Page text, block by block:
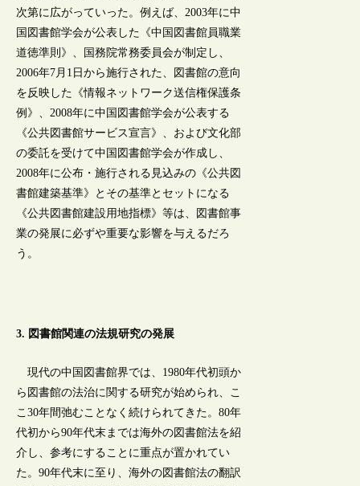
次第に広がっていった。例えば、2003年に中
国図書館学会が公表した《中国図書館員職業
道徳準則》、国務院常務委員会が制定し、
2006年7月1日から施行された、図書館の意向
を反映した《情報ネットワーク送信権保護条
例》、2008年に中国図書館学会が公表する
《公共図書館サービス宣言》、および文化部
の委託を受けて中国図書館学会が作成し、
2008年に公布・施行される見込みの《公共図
書館建築基準》とその基準とセットになる
《公共図書館建設用地指標》等は、図書館事
業の発展に必ずや重要な影響を与えるだろ
う。
3. 図書館関連の法規研究の発展
現代の中国図書館界では、1980年代初頭か
ら図書館の法治に関する研究が始められ、こ
こ30年間弛むことなく続けられてきた。80年
代初から90年代末までは海外の図書館法を紹
介し、参考にすることに重点が置かれてい
た。90年代末に至り、海外の図書館法の翻訳